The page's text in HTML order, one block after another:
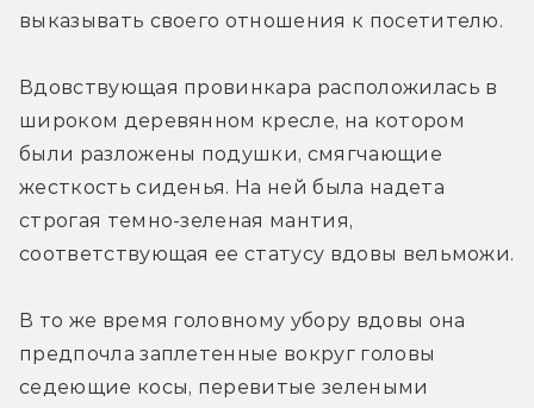
выказывать своего отношения к посетителю.
Вдовствующая провинкара расположилась в
широком деревянном кресле, на котором
были разложены подушки, смягчающие
жесткость сиденья. На ней была надета
строгая темно-зеленая мантия,
соответствующая ее статусу вдовы вельможи.
В то же время головному убору вдовы она
предпочла заплетенные вокруг головы
седеющие косы, перевитые зелеными